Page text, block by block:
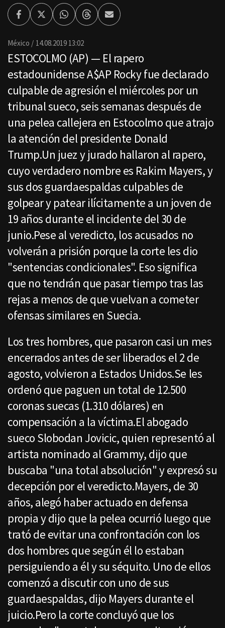
FacebookTwitterWhatsappThreadsEnviar
por
México 14.08.2019 13:02
ESTOCOLMO (AP) — El rapero
estadounidense A$AP Rocky fue declarado
culpable de agresión el miércoles por un
tribunal sueco, seis semanas después de
una pelea callejera en Estocolmo que atrajo
la atención del presidente Donald
Trump.Un juez y jurado hallaron al rapero,
cuyo verdadero nombre es Rakim Mayers, y
sus dos guardaespaldas culpables de
golpear y patear ilícitamente a un joven de
19 años durante el incidente del 30 de
junio.Pese al veredicto, los acusados no
volverán a prisión porque la corte les dio
"sentencias condicionales". Eso significa
que no tendrán que pasar tiempo tras las
rejas a menos de que vuelvan a cometer
ofensas similares en Suecia.
Los tres hombres, que pasaron casi un mes
encerrados antes de ser liberados el 2 de
agosto, volvieron a Estados Unidos.Se les
ordenó que paguen un total de 12.500
coronas suecas (1.310 dólares) en
compensación a la víctima.El abogado
sueco Slobodan Jovicic, quien representó al
artista nominado al Grammy, dijo que
buscaba "una total absolución" y expresó su
decepción por el veredicto.Mayers, de 30
años, alegó haber actuado en defensa
propia y dijo que la pelea ocurrió luego que
trató de evitar una confrontación con los
dos hombres que según él lo estaban
persiguiendo a él y su séquito. Uno de ellos
comenzó a discutir con uno de sus
guardaespaldas, dijo Mayers durante el
juicio.Pero la corte concluyó que los